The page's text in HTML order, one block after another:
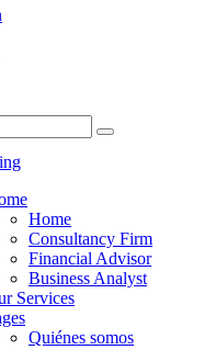
Home
Consultancy Firm
Financial Advisor
Business Analyst
Services
Quiénes somos